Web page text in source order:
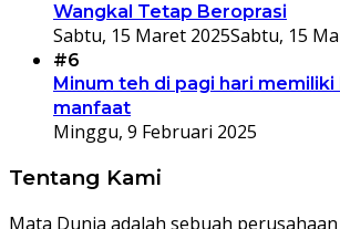
Wangkal Tetap Beroprasi
Sabtu, 15 Maret 2025Sabtu, 15
#6
Minum teh di pagi hari
manfaat
Minggu, 9 Februari 2025
Tentang Kami
Mata Dunia adalah sebuah